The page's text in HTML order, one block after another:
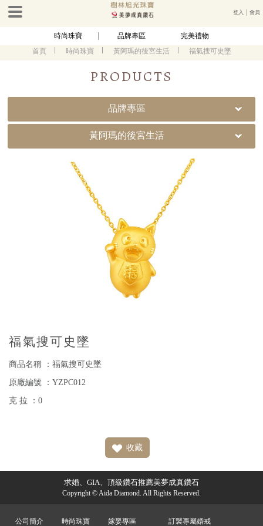
登入 │會員
時尚珠寶 品牌專區
完美禮物
首頁
時尚珠寶 黃阿瑪的後宮生活 福氣搜可史墜
PRODUCTS
品牌專區
黃阿瑪的後宮生活
福氣搜可史墜
商品名稱 ：福氣搜可史墜
原廠編號 ：YZPC012
克 拉 ：0
收藏
求婚、GIA、頂級鑽石推薦美夢成真鑽石
Copyright © Aida Diamond. All Rights Reserved.
公司簡介 時尚珠寶 嫁娶專區 訂製專屬婚戒